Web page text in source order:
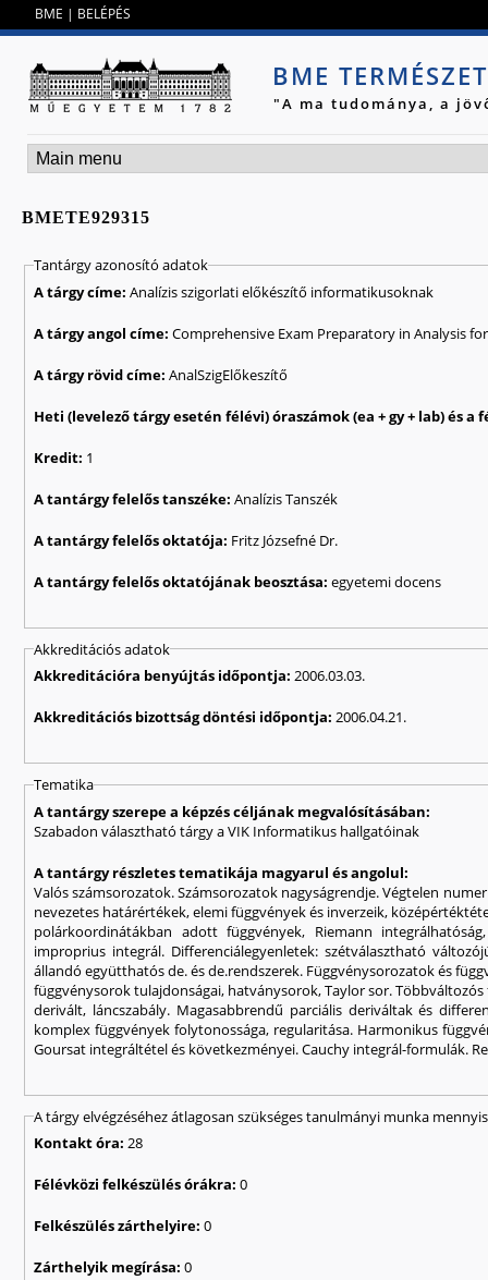
BME | BELÉPÉS
BME
"A ma tudománya, a
BMETE929315
Tantárgy azonosító adatok
A tárgy címe:Analízis szigorlati előkészítő informatikusoknak
A tárgy angol címe:Comprehensive Exam Preparatory in Analysis
A tárgy rövid címe:AnalSzigElőkeszítő
Kredit: 1
A tantárgy felelős tanszéke:Analízis Tanszék
A tantárgy felelős oktatója: Fritz Józsefné Dr.
A tantárgy felelős oktatójának beosztása:egyetemi docens
Akkreditációs adatok
Akkreditációra benyújtás időpontja:2006.03.03.
Akkreditációs bizottság döntési időpontja:2006.04.21.
Tematika
A tantárgy szerepe a képzés céljának megvalósításában:
Szabadon választható tárgy a VIK Informatikus hallgatóinak
A tantárgy részletes tematikája magyarul és angolul:
Valós számsorozatok. Számsorozatok nagyságrendje. Végtelen
nevezetes határértékek, elemi függvények és inverzeik,
polárkoordinátákban adott függvények, Riemann
improprius integrál. Differenciálegyenletek: szétválasztható
állandó együtthatós de. és de.rendszerek. Függvénysorozatok és
függvénysorok
derivált, láncszabály. Magasabbrendű parciális deriváltak és
komplex függvények folytonossága, regularitása. Harmonikus
Goursat integráltétel és következményei. Cauchy integrál-formulák.
A tárgy elvégzéséhez átlagosan szükséges tanulmányi munka
Kontakt óra:28
Félévközi felkészülés órákra:0
Felkészülés zárthelyire:0
Zárthelyik megírása:0